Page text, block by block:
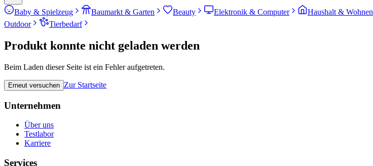
Baby & Spielzeug Baumarkt & Garten Beauty Elektronik & Computer Haushalt & Wohnen
Outdoor
Tierbedarf
Produkt konnte nicht geladen werden
Beim Laden dieser Seite ist ein Fehler aufgetreten.
Erneut versuchen Zur Startseite
Unternehmen
Über uns
Testlabor
Karriere
Services